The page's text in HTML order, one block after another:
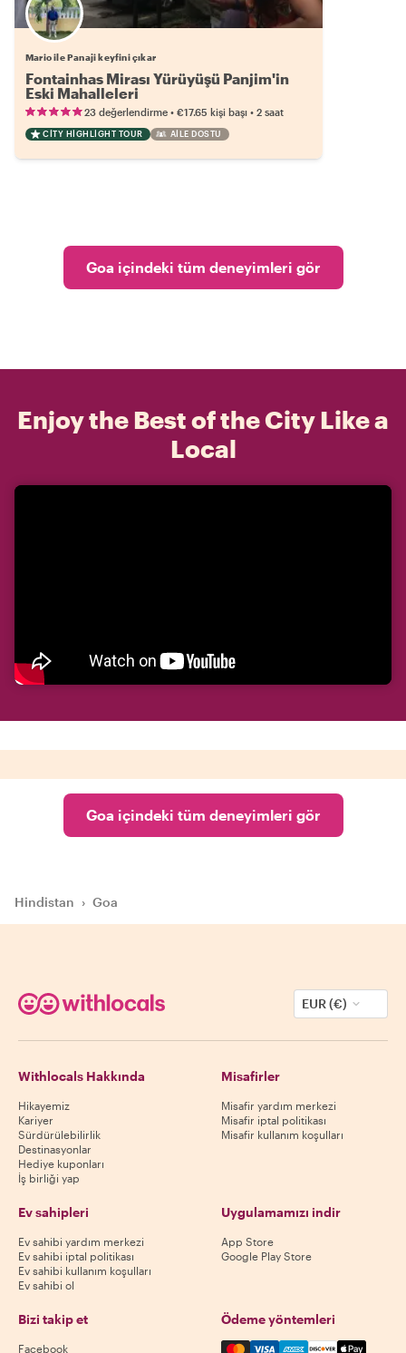
Mario ile Panaji keyfini çıkar
Fontainhas Mirası Yürüyüşü Panjim'in
Eski Mahalleleri
23 değerlendirme • €17.65 kişi başı • 2 saat
CITY HIGHLIGHT TOUR AILE DOSTU
Goa içindeki tüm deneyimleri gör
Enjoy the Best of the City Like a
Local
Goa içindeki tüm deneyimleri gör
Hindistan › Goa
EUR (€)
Withlocals Hakkında
Hikayemiz
Kariyer
Sürdürülebilirlik
Destinasyonlar
Hediye kuponları
İş birliği yap
Misafirler
Misafir yardım merkezi
Misafir iptal politikası
Misafir kullanım koşulları
Ev sahipleri
Ev sahibi yardım merkezi
Ev sahibi iptal politikası
Ev sahibi kullanım koşulları
Ev sahibi ol
Uygulamamızı indir
App Store
Google Play Store
Bizi takip et
Facebook
Ödeme yöntemleri
Mastercard, Visa, Amex,